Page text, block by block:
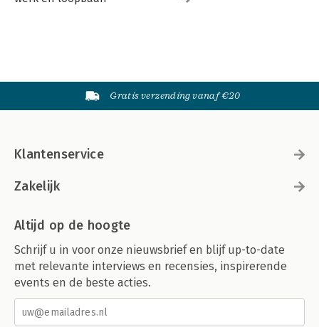
Gratis verzending vanaf €20
Klantenservice
Zakelijk
Altijd op de hoogte
Schrijf u in voor onze nieuwsbrief en blijf up-to-date
met relevante interviews en recensies, inspirerende
events en de beste acties.